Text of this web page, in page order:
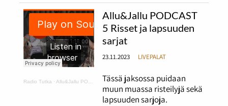
Radio Tutka ·Allu&Jallu PODCAST 5 Risset ja lapsuuden sarjat
Allu&Jallu PODCAST
5 Risset ja lapsuuden
sarjat
23.11.2023 LIVEPALAT
Tässä jaksossa puidaan
muun muassa risteilyjä sekä
lapsuuden sarjoja.